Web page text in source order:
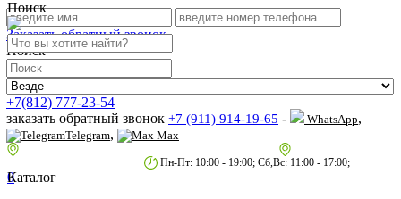
Поиск
Заказать обратный звонок
Поиск
+7(812) 777-23-54
заказать обратный звонок +7 (911) 914-19-65 - WhatsApp,
Telegram, Max
Пн-Пт: 10:00 - 19:00; Сб,Вс: 11:00 - 17:00;
0
Каталог